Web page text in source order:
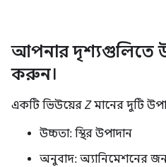
আপনার দৃশ্যগুলিতে
করুন।
একটি ভিউয়ের Zমানের দুটি
উচ্চতা: স্থির উপাদান
অনুবাদ: অ্যানিমেশনের